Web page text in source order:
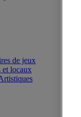
de jeux
et locaux